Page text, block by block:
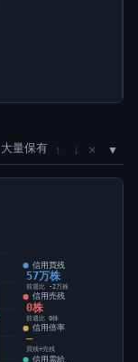
量保有 ↑ ↓ ×
信用買残
57万株
前週比 -2万株
信用売残
0株
前週比 0株
信用倍率
―
買残÷売残
信用需給